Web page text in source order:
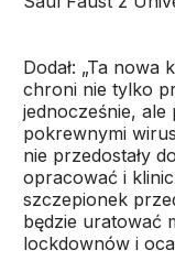
Dodał: „Ta
chroni nie tylko
jednocześnie,
pokrewnymi
nie przedostały
opracować i
szczepionek
będzie uratować
lockdownów i